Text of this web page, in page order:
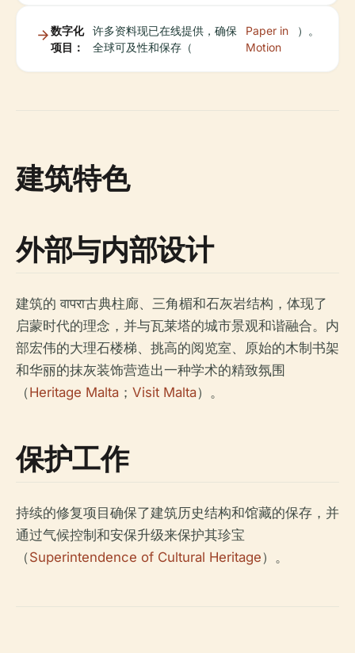
数字化
项目：
许多资料现已在线提供，确保
全球可及性和保存（
Paper in
Motion
）。
建筑特色
外部与内部设计
建筑的 वापरा古典柱廊、三角楣和石灰岩结构，体现了
启蒙时代的理念，并与瓦莱塔的城市景观和谐融合。内
部宏伟的大理石楼梯、挑高的阅览室、原始的木制书架
和华丽的抹灰装饰营造出一种学术的精致氛围
（Heritage Malta ； Visit Malta）。
保护工作
持续的修复项目确保了建筑历史结构和馆藏的保存，并
通过气候控制和安保升级来保护其珍宝
（Superintendence of Cultural Heritage）。